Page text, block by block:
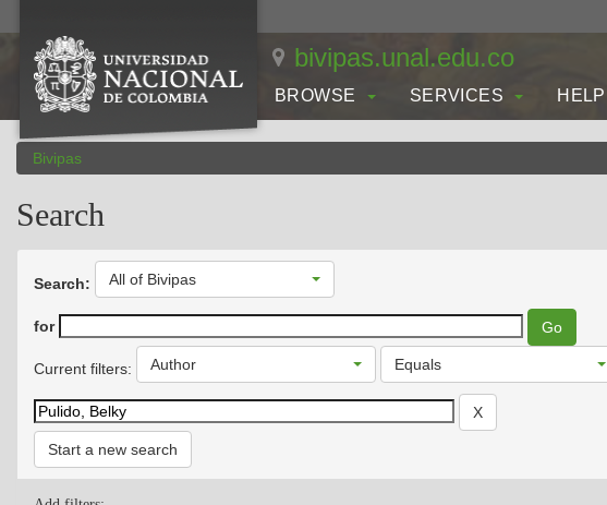
bivipas.unal.edu.co
BROWSE SERVICES HELP
Bivipas
Search
Search: All of Bivipas
for
Current filters: Author Equals
Start a new search